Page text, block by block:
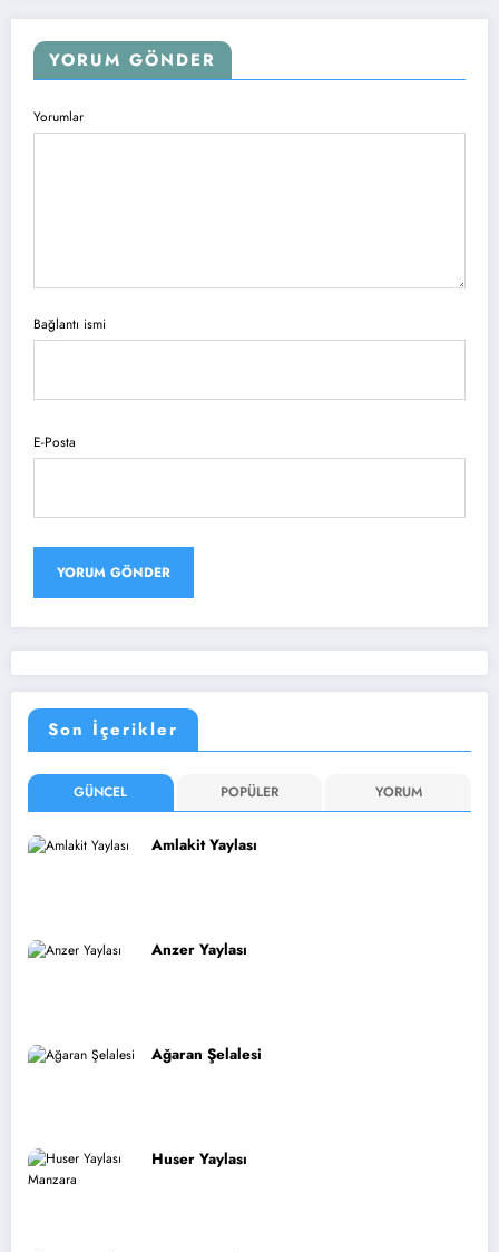
YORUM GÖNDER
Yorumlar
Bağlantı ismi
E-Posta
Son İçerikler
GÜNCEL POPÜLER YORUM
Amlakit Yaylası
Anzer Yaylası
Ağaran Şelalesi
Huser Yaylası